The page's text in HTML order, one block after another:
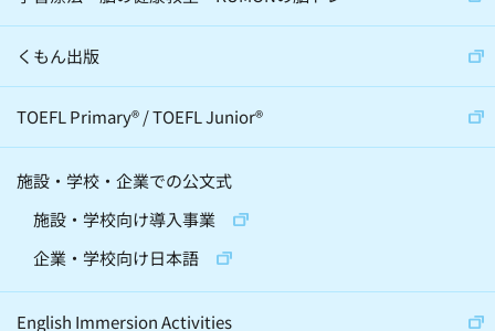
くもん出版
TOEFL Primary®/TOEFL Junior®
施設・学校・企業での公文式
施設・学校向け導入事業
企業・学校向け日本語
English Immersion Activities